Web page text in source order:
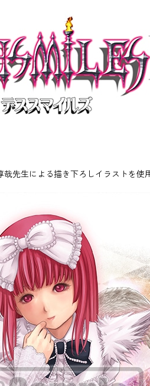
先生による描き下ろしイラストを使